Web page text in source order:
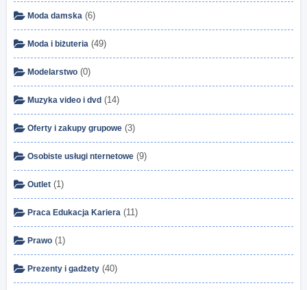
Moda damska (6)
Moda i biżuteria (49)
Modelarstwo (0)
Muzyka video i dvd (14)
Oferty i zakupy grupowe (3)
Osobiste usługi nternetowe (9)
Outlet (1)
Praca Edukacja Kariera (11)
Prawo (1)
Prezenty i gadżety (40)